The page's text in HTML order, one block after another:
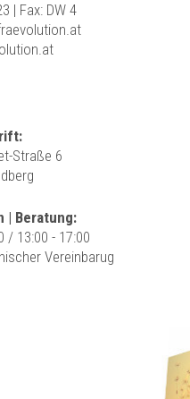
| Fax: DW 4
Straße 6
| Beratung:
/ 13:00 - 17:00
Vereinbarug